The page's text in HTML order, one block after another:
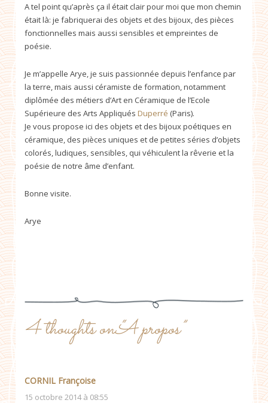
A tel point qu’après ça il était clair pour moi que mon chemin
était là: je fabriquerai des objets et des bijoux, des pièces
fonctionnelles mais aussi sensibles et empreintes de
poésie.
Je m’appelle Arye, je suis passionnée depuis l’enfance par
la terre, mais aussi céramiste de formation, notamment
diplômée des métiers d’Art en Céramique de l’Ecole
Supérieure des Arts Appliqués Duperré (Paris).
Je vous propose ici des objets et des bijoux poétiques en
céramique, des pièces uniques et de petites séries d’objets
colorés, ludiques, sensibles, qui véhiculent la rêverie et la
poésie de notre âme d’enfant.
Bonne visite.
Arye
4 thoughts on “A propos”
CORNIL Françoise
15 octobre 2014 à 08:55